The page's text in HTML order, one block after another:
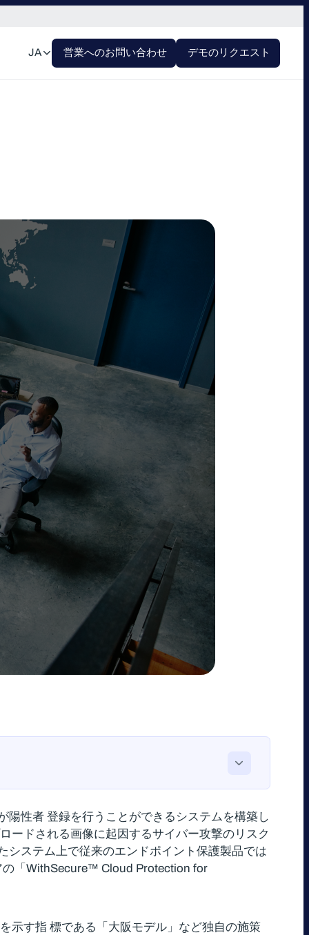
JA 営業へのお問い合わせ デモのリクエスト
性者 登録を行うことができるシステムを構築し
ードされる画像に起因するサイバー攻撃のリスク
システム上で従来のエンドポイント保護製品では
の「WithSecure™ Cloud Protection for
示す指 標である「大阪モデル」など独自の施策